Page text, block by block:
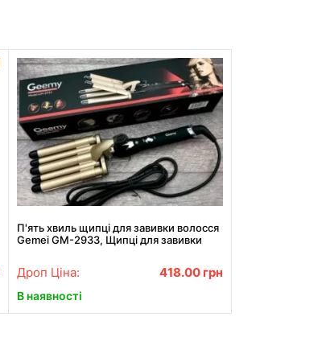
П'ять хвиль щипці для завивки волосся
Gemei GM-2933, Щипці для завивки
Дроп Ціна: 418.00 грн
В наявності